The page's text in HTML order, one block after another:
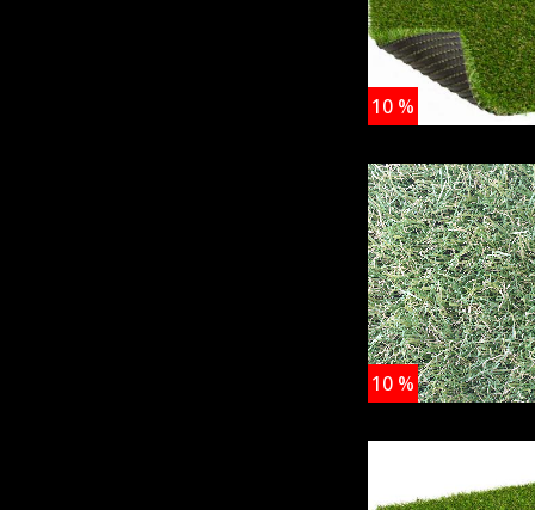
10 %
10 %